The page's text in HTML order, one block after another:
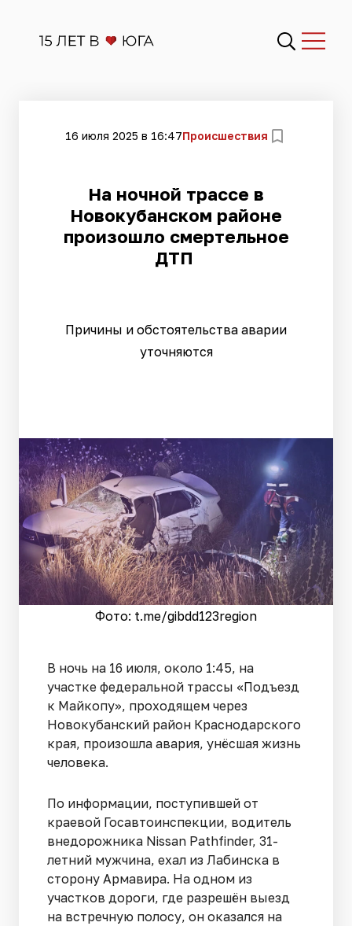
16 июля 2025 в 16:47Происшествия
На ночной трассе в
Новокубанском районе
произошло смертельное
ДТП
Причины и обстоятельства аварии
уточняются
Фото: t.me/gibdd123region
В ночь на 16 июля, около 1:45, на
участке федеральной трассы «Подъезд
к Майкопу», проходящем через
Новокубанский район Краснодарского
края, произошла авария, унёсшая жизнь
человека.
По информации, поступившей от
краевой Госавтоинспекции, водитель
внедорожника Nissan Pathfinder, 31-
летний мужчина, ехал из Лабинска в
сторону Армавира. На одном из
участков дороги, где разрешён выезд
на встречную полосу, он оказался на